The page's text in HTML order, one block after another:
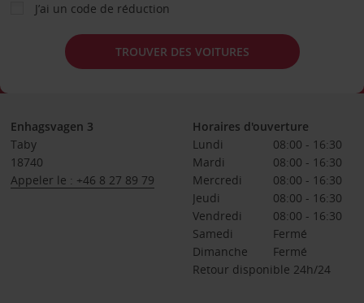
J’ai un code de réduction
TROUVER DES VOITURES
Enhagsvagen 3
Taby
18740
Appeler le : +46 8 27 89 79
Horaires d'ouverture
Lundi
08:00 - 16:30
Mardi
08:00 - 16:30
Mercredi
08:00 - 16:30
Jeudi
08:00 - 16:30
Vendredi
08:00 - 16:30
Samedi
Fermé
Dimanche
Fermé
Retour disponible 24h/24